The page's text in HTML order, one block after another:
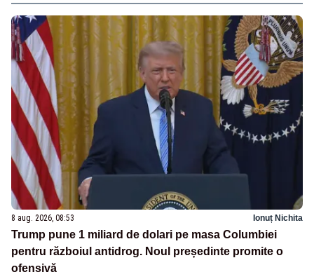
8 aug. 2026, 08:53 Ionuț Nichita
Trump pune 1 miliard de dolari pe masa Columbiei
pentru războiul antidrog. Noul președinte promite o
ofensivă